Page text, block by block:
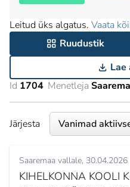
Leitud üks algatus. Vaata
Ruudustik
Lae
Id 1704 Menetleja
Järjesta
Saaremaa vallale 30.04.2026
KIHELKONNA KOOLI